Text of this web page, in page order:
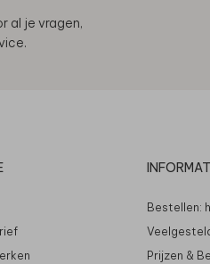
al je vragen,
.
Bestellen:
Prijzen &